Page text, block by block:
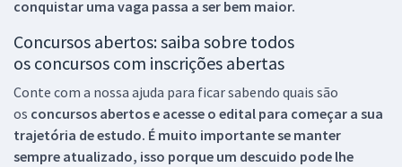
conquistar uma vaga passa a ser bem maior.
Concursos abertos: saiba sobre todos
os concursos com inscrições abertas
Conte com a nossa ajuda para ficar sabendo quais são
os concursos abertos e acesse o edital para começar a sua
trajetória de estudo. É muito importante se manter
sempre atualizado, isso porque um descuido pode lhe